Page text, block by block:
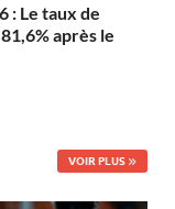
: Le taux de
après le
VOIR PLUS